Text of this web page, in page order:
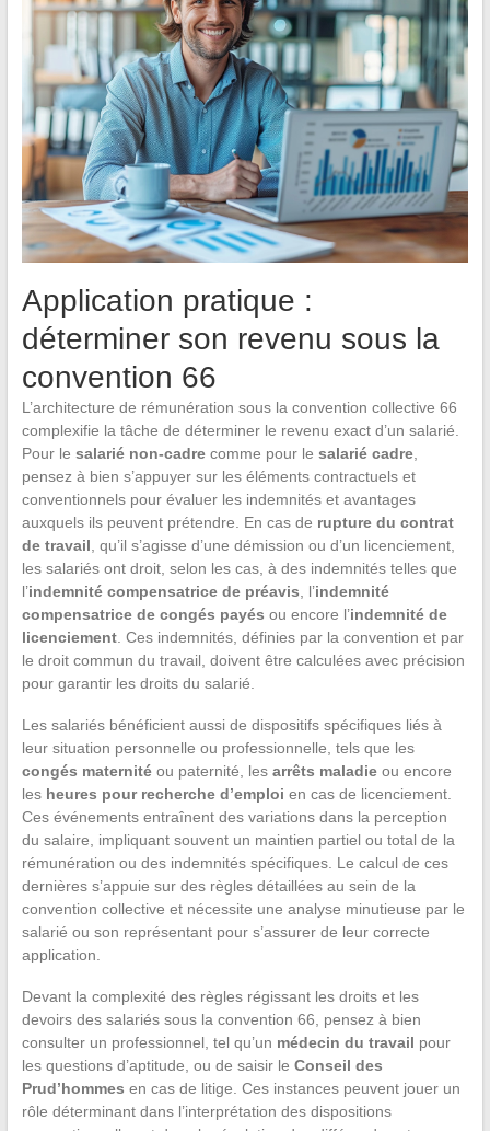
Application pratique :
déterminer son revenu sous la
convention 66
L’architecture de rémunération sous la convention collective 66
complexifie la tâche de déterminer le revenu exact d’un salarié.
Pour le salarié non-cadrecomme pour le salarié cadre,
pensez à bien s’appuyer sur les éléments contractuels et
conventionnels pour évaluer les indemnités et avantages
auxquels ils peuvent prétendre. En cas de rupture du contrat
de travail , qu’il s’agisse d’une démission ou d’un licenciement,
les salariés ont droit, selon les cas, à des indemnités telles que
l’indemnité compensatrice de préavis , l’indemnité
compensatrice de congés payés ou encore l’indemnité de
licenciement. Ces indemnités, définies par la convention et par
le droit commun du travail, doivent être calculées avec précision
pour garantir les droits du salarié.
Les salariés bénéficient aussi de dispositifs spécifiques liés à
leur situation personnelle ou professionnelle, tels que les
congés maternitéou paternité, les arrêts maladieou encore
les heures pour recherche d’emploi en cas de licenciement.
Ces événements entraînent des variations dans la perception
du salaire, impliquant souvent un maintien partiel ou total de la
rémunération ou des indemnités spécifiques. Le calcul de ces
dernières s’appuie sur des règles détaillées au sein de la
convention collective et nécessite une analyse minutieuse par le
salarié ou son représentant pour s’assurer de leur correcte
application.
Devant la complexité des règles régissant les droits et les
devoirs des salariés sous la convention 66, pensez à bien
consulter un professionnel, tel qu’un médecin du travail pour
les questions d’aptitude, ou de saisir le Conseil des
Prud’hommes en cas de litige. Ces instances peuvent jouer un
rôle déterminant dans l’interprétation des dispositions